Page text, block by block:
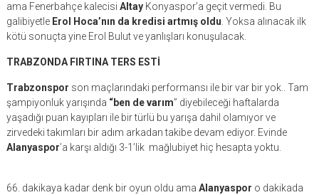
ama Fenerbahçe kalecisi AltayKonyaspor’a geçit vermedi. Bu
galibiyetle Erol Hoca’nın da kredisi artmış oldu . Yoksa alınacak ilk
kötü sonuçta yine Erol Bulut ve yanlışları konuşulacak.
TRABZONDA FIRTINA TERS ESTİ
Trabzonspor son maçlarındaki performansı ile bir var bir yok.. Tam
şampiyonluk yarışında “ben de varım” diyebileceği haftalarda
yaşadığı puan kayıpları ile bir türlü bu yarışa dahil olamıyor ve
zirvedeki takımları bir adım arkadan takibe devam ediyor. Evinde
Alanyaspor’a karşı aldığı 3-1’lik mağlubiyet hiç hesapta yoktu.
66. dakikaya kadar denk bir oyun oldu ama Alanyaspor o dakikada